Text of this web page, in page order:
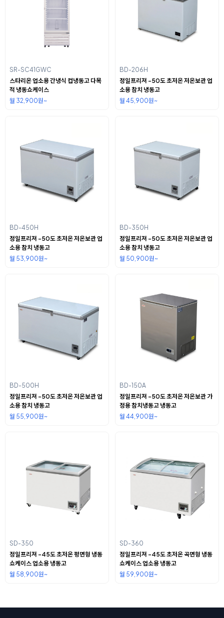
SR-SC41GWC
스타리온 업소용 간냉식 컵냉동고 다목
적 냉동쇼케이스
월 32,900원~
BD-206H
정일프리져 -50도 초저온 저온보관 업
소용 참치 냉동고
월 45,900원~
BD-450H
정일프리져 -50도 초저온 저온보관 업
소용 참치 냉동고
월 53,900원~
BD-350H
정일프리져 -50도 초저온 저온보관 업
소용 참치 냉동고
월 50,900원~
BD-500H
정일프리져 -50도 초저온 저온보관 업
소용 참치 냉동고
월 55,900원~
BD-150A
정일프리져 -50도 초저온 저온보관 가
정용 참치냉동고 냉동고
월 44,900원~
SD-350
정일프리져 -45도 초저온 평면형 냉동
쇼케이스 업소용 냉동고
월 58,900원~
SD-360
정일프리져 -45도 초저온 곡면형 냉동
쇼케이스 업소용 냉동고
월 59,900원~